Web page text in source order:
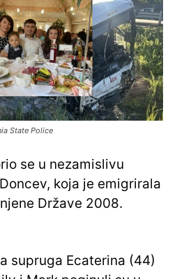
State Police
se u nezamislivu
koja je emigrirala
Države 2008.
supruga Ecaterina (44)